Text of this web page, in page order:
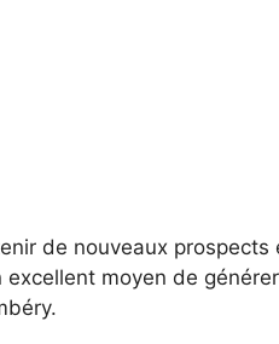
de nouveaux
moyen de